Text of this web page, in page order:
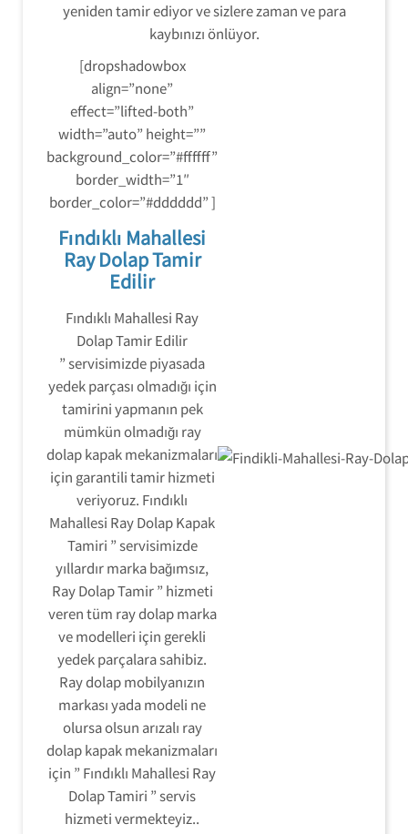
yeniden tamir ediyor ve sizlere zaman ve para
kaybınızı önlüyor.
[dropshadowbox
align=”none”
effect=”lifted-both”
width=”auto” height=””
background_color=”#ffffff”
border_width=”1″
border_color=”#dddddd” ]
Fındıklı Mahallesi
Ray Dolap Tamir
Edilir
Fındıklı Mahallesi Ray
Dolap Tamir Edilir
” servisimizde piyasada
yedek parçası olmadığı için
tamirini yapmanın pek
mümkün olmadığı ray
dolap kapak mekanizmaları
için garantili tamir hizmeti
veriyoruz. Fındıklı
Mahallesi Ray Dolap Kapak
Tamiri ” servisimizde
yıllardır marka bağımsız,
Ray Dolap Tamir ” hizmeti
veren tüm ray dolap marka
ve modelleri için gerekli
yedek parçalara sahibiz.
Ray dolap mobilyanızın
markası yada modeli ne
olursa olsun arızalı ray
dolap kapak mekanizmaları
için ” Fındıklı Mahallesi Ray
Dolap Tamiri ” servis
hizmeti vermekteyiz..